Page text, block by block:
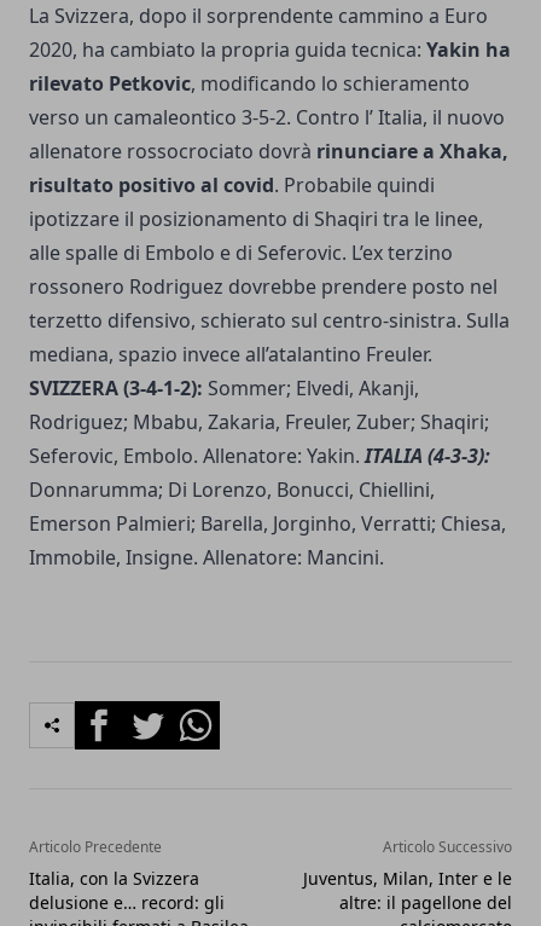
La Svizzera, dopo il sorprendente cammino a Euro
2020, ha cambiato la propria guida tecnica: Yakin ha
rilevato Petkovic, modificando lo schieramento
verso un camaleontico 3-5-2. Contro l’ Italia, il nuovo
allenatore rossocrociato dovrà rinunciare a Xhaka,
risultato positivo al covid. Probabile quindi
ipotizzare il posizionamento di Shaqiri tra le linee,
alle spalle di Embolo e di Seferovic. L’ex terzino
rossonero Rodriguez dovrebbe prendere posto nel
terzetto difensivo, schierato sul centro-sinistra. Sulla
mediana, spazio invece all’atalantino Freuler.
SVIZZERA (3-4-1-2): Sommer; Elvedi, Akanji,
Rodriguez; Mbabu, Zakaria, Freuler, Zuber; Shaqiri;
Seferovic, Embolo. Allenatore: Yakin.ITALIA (4-3-3):
Donnarumma; Di Lorenzo, Bonucci, Chiellini,
Emerson Palmieri; Barella, Jorginho, Verratti; Chiesa,
Immobile, Insigne. Allenatore: Mancini.
FacebookTwitterWhatsapp
Articolo Precedente
Italia, con la Svizzera
delusione e… record: gli
Articolo Successivo
Juventus, Milan, Inter e le
altre: il pagellone del